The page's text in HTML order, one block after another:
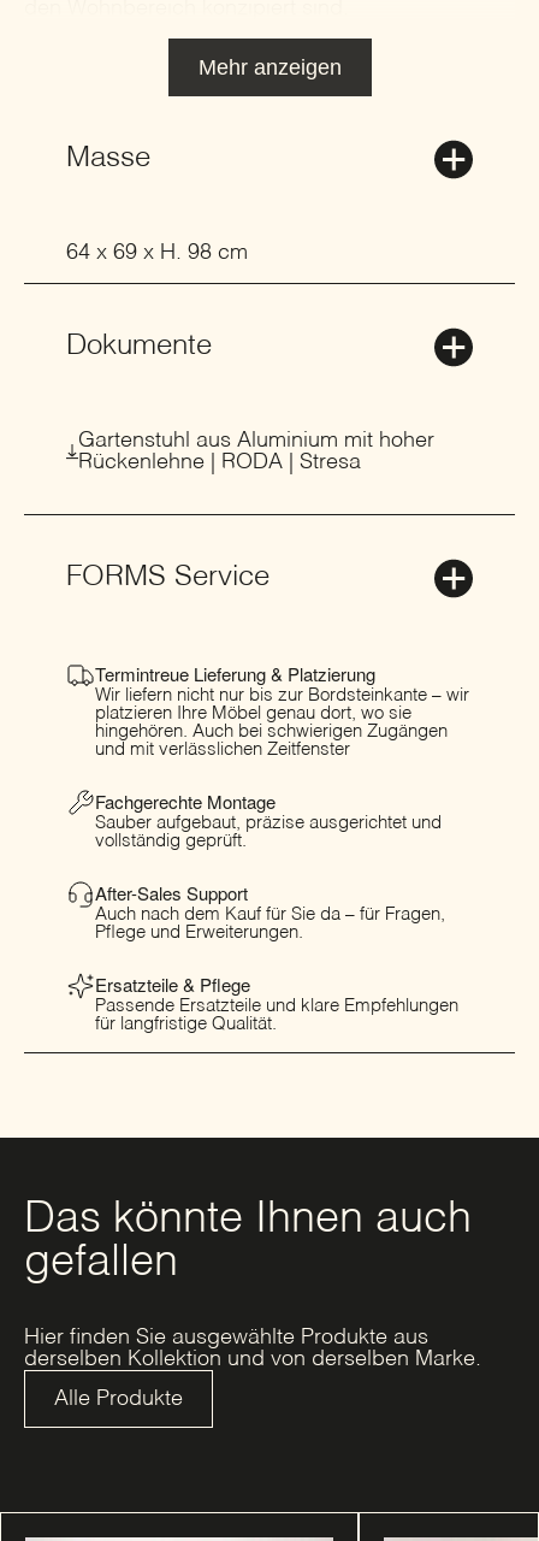
Mehr anzeigen
Masse
64 x 69 x H. 98 cm
Dokumente
Gartenstuhl aus Aluminium mit hoher
Rückenlehne | RODA | Stresa
FORMS Service
Termintreue Lieferung & Platzierung
Wir liefern nicht nur bis zur Bordsteinkante – wir
platzieren Ihre Möbel genau dort, wo sie
hingehören. Auch bei schwierigen Zugängen
und mit verlässlichen Zeitfenster
Fachgerechte Montage
Sauber aufgebaut, präzise ausgerichtet und
vollständig geprüft.
After-Sales Support
Auch nach dem Kauf für Sie da – für Fragen,
Pflege und Erweiterungen.
Ersatzteile & Pflege
Passende Ersatzteile und klare Empfehlungen
für langfristige Qualität.
Das könnte Ihnen auch
gefallen
Hier finden Sie ausgewählte Produkte aus
derselben Kollektion und von derselben Marke.
Alle Produkte